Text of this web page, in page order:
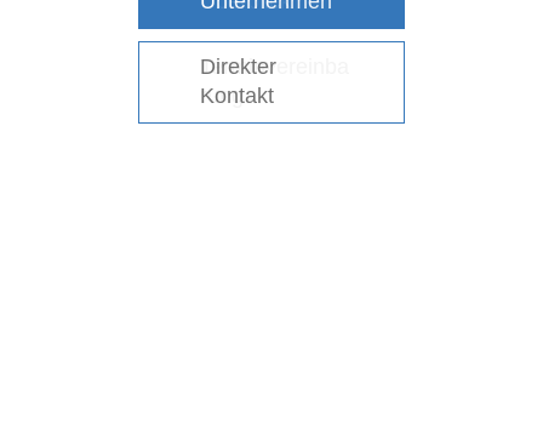
Direkter
Kontakt
Terminvereinba
rung
Stellenangebot
Jetzt bewerben